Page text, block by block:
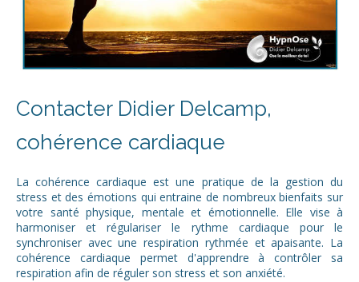
Contacter Didier Delcamp,
cohérence cardiaque
La cohérence cardiaque est une pratique de la gestion du
stress et des émotions qui entraine de nombreux bienfaits sur
votre santé physique, mentale et émotionnelle. Elle vise à
harmoniser et régulariser le rythme cardiaque pour le
synchroniser avec une respiration rythmée et apaisante. La
cohérence cardiaque permet d'apprendre à contrôler sa
respiration afin de réguler son stress et son anxiété.